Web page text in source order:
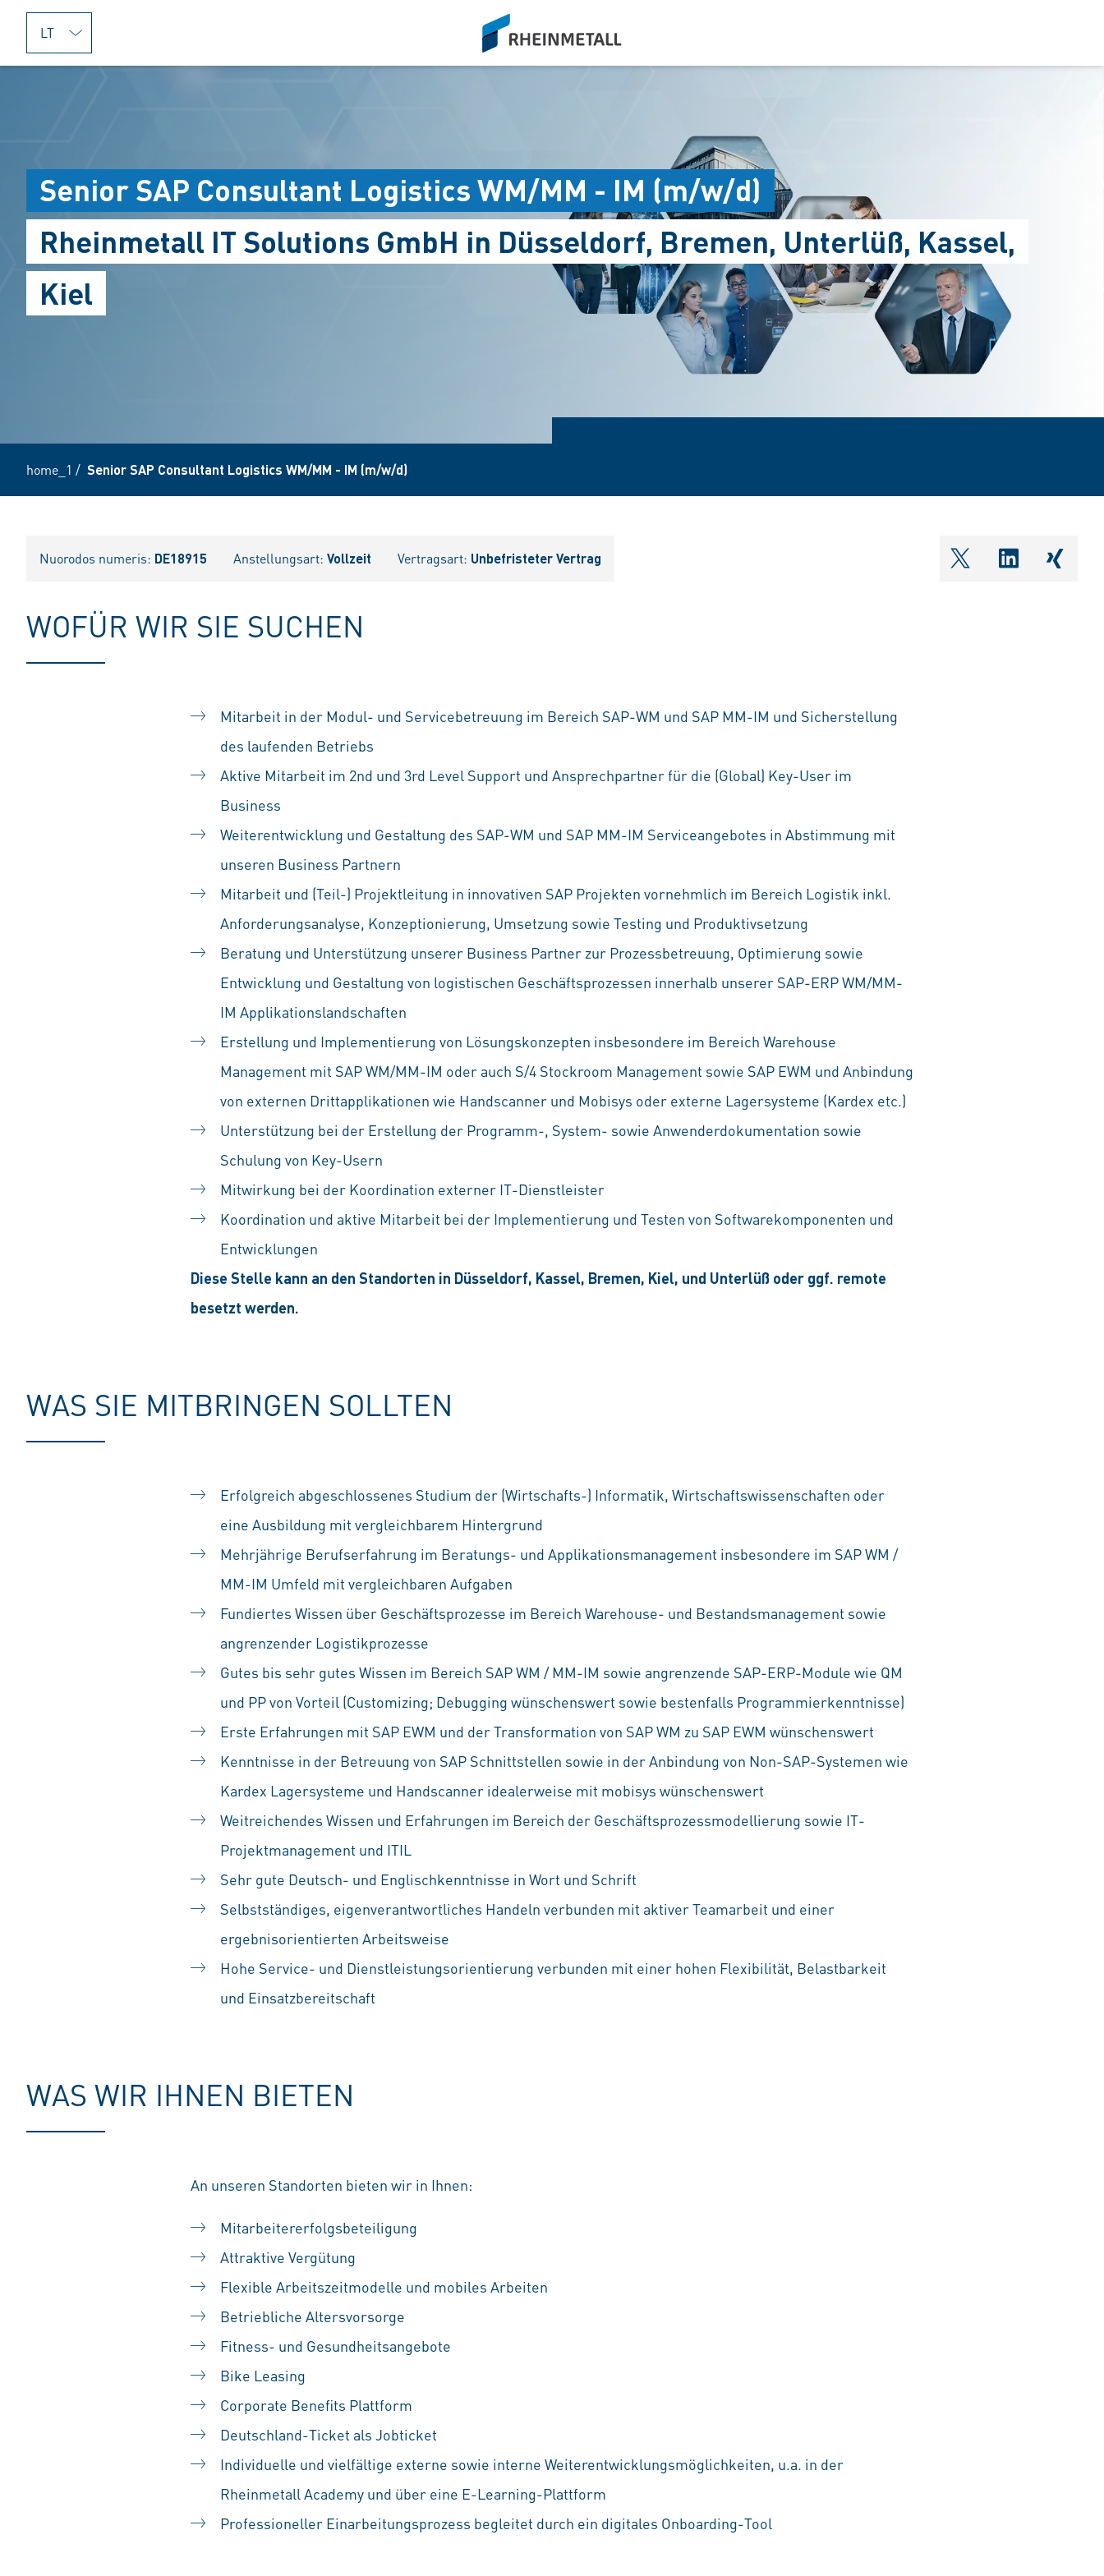
jumpToMain
siteLogo
Senior SAP Consultant Logistics WM/MM - IM (m/w/d)
Rheinmetall IT Solutions GmbH in Düsseldorf, Bremen, Unterlüß, Kassel,
Kiel
home_1 / Senior SAP Consultant Logistics WM/MM - IM (m/w/d)
Nuorodos numeris: DE18915 Anstellungsart: Vollzeit Vertragsart: Unbefristeter Vertrag shareOntwitter
WOFÜR WIR SIE SUCHEN
Mitarbeit in der Modul- und Servicebetreuung im Bereich SAP-WM und SAP MM-IM und Sicherstellung
des laufenden Betriebs
Aktive Mitarbeit im 2nd und 3rd Level Support und Ansprechpartner für die (Global) Key-User im
Business
Weiterentwicklung und Gestaltung des SAP-WM und SAP MM-IM Serviceangebotes in Abstimmung mit
unseren Business Partnern
Mitarbeit und (Teil-) Projektleitung in innovativen SAP Projekten vornehmlich im Bereich Logistik inkl.
Anforderungsanalyse, Konzeptionierung, Umsetzung sowie Testing und Produktivsetzung
Beratung und Unterstützung unserer Business Partner zur Prozessbetreuung, Optimierung sowie
Entwicklung und Gestaltung von logistischen Geschäftsprozessen innerhalb unserer SAP-ERP WM/MM-
IM Applikationslandschaften
Erstellung und Implementierung von Lösungskonzepten insbesondere im Bereich Warehouse
Management mit SAP WM/MM-IM oder auch S/4 Stockroom Management sowie SAP EWM und Anbindung
von externen Drittapplikationen wie Handscanner und Mobisys oder externe Lagersysteme (Kardex etc.)
Unterstützung bei der Erstellung der Programm-, System- sowie Anwenderdokumentation sowie
Schulung von Key-Usern
Mitwirkung bei der Koordination externer IT-Dienstleister
Koordination und aktive Mitarbeit bei der Implementierung und Testen von Softwarekomponenten und
Entwicklungen
Diese Stelle kann an den Standorten in Düsseldorf, Kassel, Bremen, Kiel, und Unterlüß oder ggf. remote
besetzt werden.
WAS SIE MITBRINGEN SOLLTEN
Erfolgreich abgeschlossenes Studium der (Wirtschafts-) Informatik, Wirtschaftswissenschaften oder
eine Ausbildung mit vergleichbarem Hintergrund
Mehrjährige Berufserfahrung im Beratungs- und Applikationsmanagement insbesondere im SAP WM /
MM-IM Umfeld mit vergleichbaren Aufgaben
Fundiertes Wissen über Geschäftsprozesse im Bereich Warehouse- und Bestandsmanagement sowie
angrenzender Logistikprozesse
Gutes bis sehr gutes Wissen im Bereich SAP WM / MM-IM sowie angrenzende SAP-ERP-Module wie QM
und PP von Vorteil (Customizing; Debugging wünschenswert sowie bestenfalls Programmierkenntnisse)
Erste Erfahrungen mit SAP EWM und der Transformation von SAP WM zu SAP EWM wünschenswert
Kenntnisse in der Betreuung von SAP Schnittstellen sowie in der Anbindung von Non-SAP-Systemen wie
Kardex Lagersysteme und Handscanner idealerweise mit mobisys wünschenswert
Weitreichendes Wissen und Erfahrungen im Bereich der Geschäftsprozessmodellierung sowie IT-
Projektmanagement und ITIL
Sehr gute Deutsch- und Englischkenntnisse in Wort und Schrift
Selbstständiges, eigenverantwortliches Handeln verbunden mit aktiver Teamarbeit und einer
ergebnisorientierten Arbeitsweise
Hohe Service- und Dienstleistungsorientierung verbunden mit einer hohen Flexibilität, Belastbarkeit
und Einsatzbereitschaft
WAS WIR IHNEN BIETEN
An unseren Standorten bieten wir in Ihnen:
Mitarbeitererfolgsbeteiligung
Attraktive Vergütung
Flexible Arbeitszeitmodelle und mobiles Arbeiten
Betriebliche Altersvorsorge
Fitness- und Gesundheitsangebote
Bike Leasing
Corporate Benefits Plattform
Deutschland-Ticket als Jobticket
Individuelle und vielfältige externe sowie interne Weiterentwicklungsmöglichkeiten, u.a. in der
Rheinmetall Academy und über eine E-Learning-Plattform
Professioneller Einarbeitungsprozess begleitet durch ein digitales Onboarding-Tool